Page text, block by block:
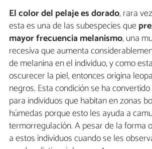
El color del pelaje es dorado, rara
esta es una de las subespecies que
mayor frecuencia melanismo, una
recesiva que aumenta
de melanina en el individuo, y como
oscurecer la piel, entonces origina
negros. Esta condición se ha
para individuos que habitan en zonas
húmedas porque esto les ayuda a
termorregulación. A pesar de la forma
a estos individuos cuando se les